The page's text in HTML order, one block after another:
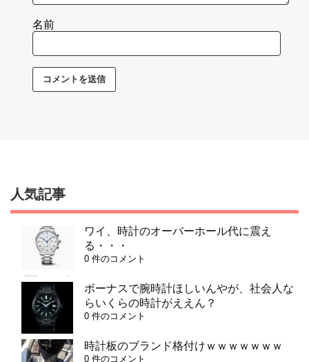
名前
人気記事
ワイ、時計のオーバーホール代に震え
る・・・
0 件のコメント
ボーナスで腕時計ほしいんやが、社会人な
らいくらの時計がええん？
0 件のコメント
時計板のブランド格付けｗｗｗｗｗｗｗ
0 件のコメント